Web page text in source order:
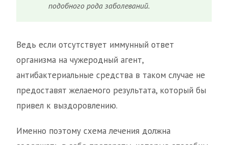
подобного рода заболеваний.
Ведь если отсутствует иммунный ответ
организма на чужеродный агент,
антибактериальные средства в таком случае не
предоставят желаемого результата, который бы
привел к выздоровлению.
Именно поэтому схема лечения должна